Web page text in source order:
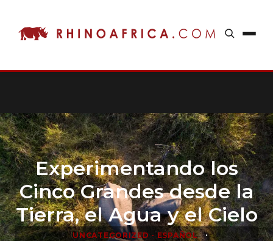
Experimentando los
Cinco Grandes desde la
Tierra, el Agua y el Cielo
UNCATEGORIZED - ESPAÑOL •